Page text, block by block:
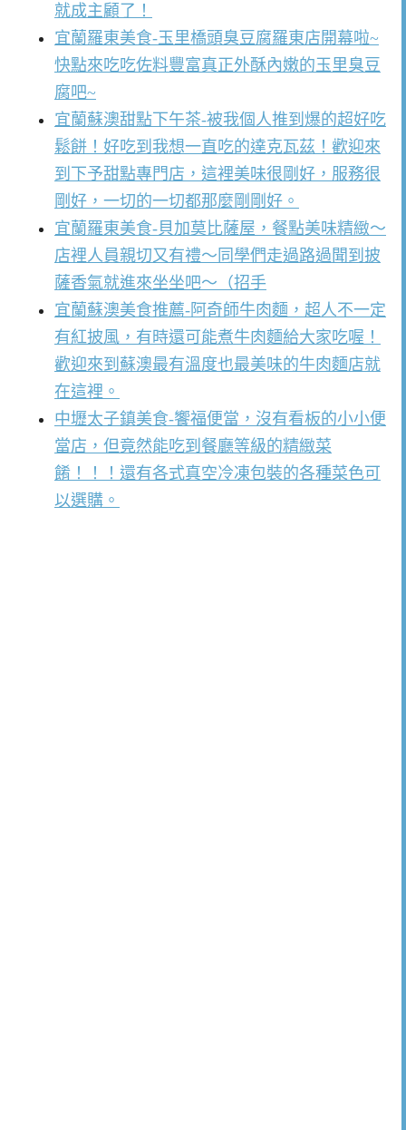
就成主顧了！
宜蘭羅東美食-玉里橋頭臭豆腐羅東店開幕啦~
快點來吃吃佐料豐富真正外酥內嫩的玉里臭豆
腐吧~
宜蘭蘇澳甜點下午茶-被我個人推到爆的超好吃
鬆餅！好吃到我想一直吃的達克瓦茲！歡迎來
到下予甜點專門店，這裡美味很剛好，服務很
剛好，一切的一切都那麼剛剛好。
宜蘭羅東美食-貝加莫比薩屋，餐點美味精緻～
店裡人員親切又有禮～同學們走過路過聞到披
薩香氣就進來坐坐吧～（招手
宜蘭蘇澳美食推薦-阿奇師牛肉麵，超人不一定
有紅披風，有時還可能煮牛肉麵給大家吃喔！
歡迎來到蘇澳最有溫度也最美味的牛肉麵店就
在這裡。
中壢太子鎮美食-饗福便當，沒有看板的小小便
當店，但竟然能吃到餐廳等級的精緻菜
餚！！！還有各式真空冷凍包裝的各種菜色可
以選購。